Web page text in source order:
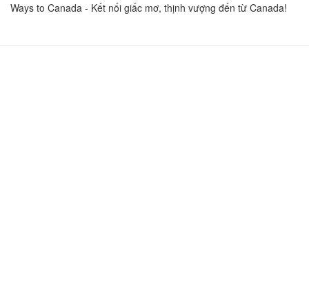
Ways to Canada - Kết nối giấc mơ, thịnh vượng đến từ Canada!